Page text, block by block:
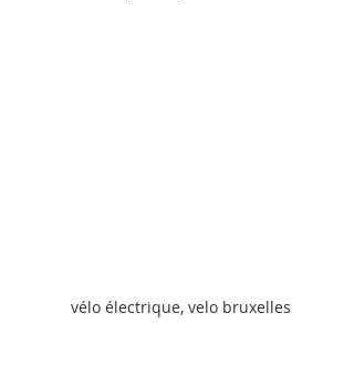
vélo électrique, velo bruxelles